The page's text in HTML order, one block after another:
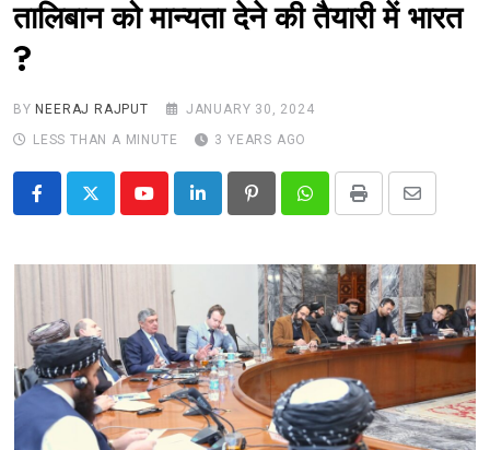
Classified
तालिबान को मान्यता देने की तैयारी में भारत
?
BYNEERAJ RAJPUT
JANUARY 30, 2024
LESS THAN A MINUTE
3 YEARS AGO
YoutubeLinkedIn PinterestWhatsappPrint
Share
Email